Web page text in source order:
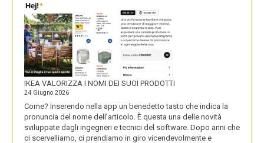
IKEA VALORIZZA I NOMI DEI SUOI PRODOTTI
24 Giugno 2026
Come? Inserendo nella app un benedetto tasto che indica la
pronuncia del nome dell’articolo. È questa una delle novità
sviluppate dagli ingegneri e tecnici del software. Dopo anni che
ci scervelliamo, ci prendiamo in giro vicendevolmente e